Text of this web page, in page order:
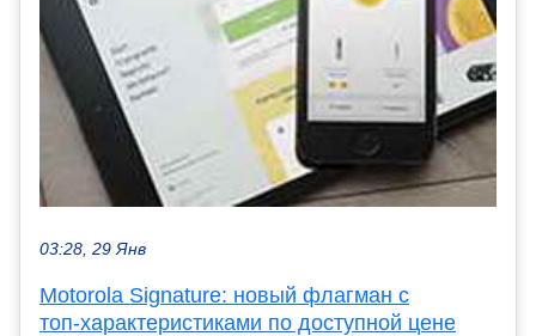
03:28, 29 Янв
Motorola Signature: новый флагман с
топ‑характеристиками по доступной цене